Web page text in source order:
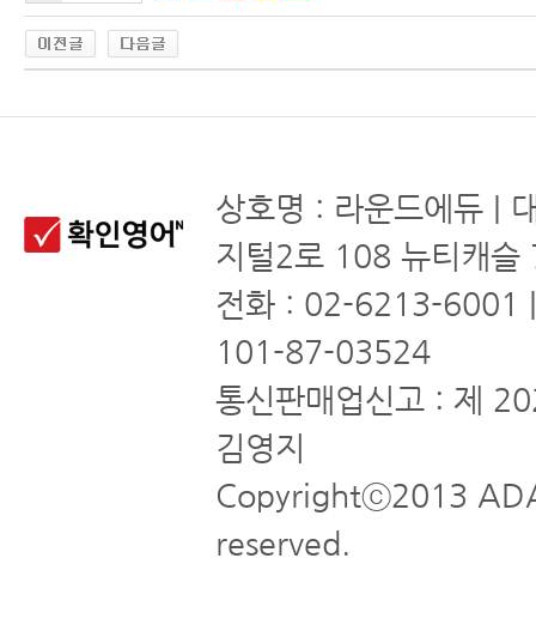
상호명 : 라운드에듀 |
지털2로 108 뉴티캐슬
전화 : 02-6213-6001
101-87-03524
통신판매업신고 : 제
김영지
Copyrightⓒ2013
reserved.